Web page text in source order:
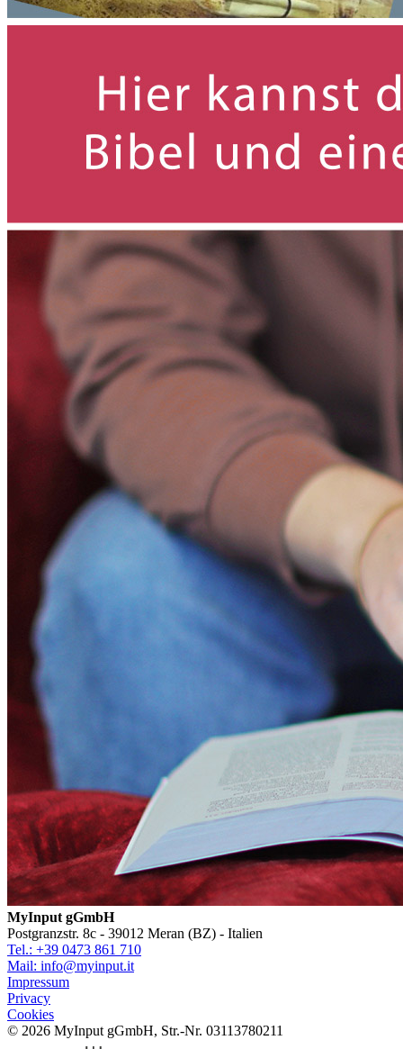
MyInput gGmbH
Postgranzstr. 8c - 39012 Meran (BZ) - Italien
Tel.: +39 0473 861 710
Mail: info@myinput.it
Impressum
Privacy
Cookies
© 2026 MyInput gGmbH, Str.-Nr. 03113780211